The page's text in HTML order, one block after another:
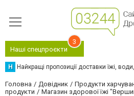
Наші спецпроєкти
3
Н Найкращі пропозиції доставки їжі, води,
Головна Довідник Продукти
продукти
Магазин здорової їжі